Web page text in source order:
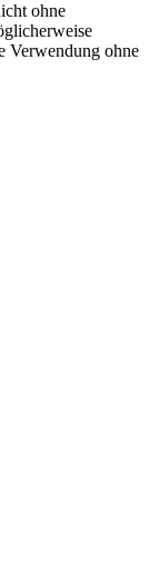
ohne
Verwendung ohne